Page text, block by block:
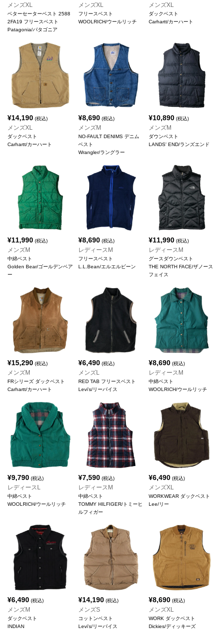
メンズXL
ベターセーターベスト 2588
2FA19 フリースベスト
Patagonia/パタゴニア
メンズXL
フリースベスト
WOOLRICH/ウールリッチ
メンズXL
ダックベスト
Carhartt/カーハート
¥14,190 (税込)
メンズXL
ダックベスト
Carhartt/カーハート
¥8,690(税込)
メンズM
NO-FAULT DENIMS デニム
ベスト
Wrangler/ラングラー
¥10,890 (税込)
メンズM
ダウンベスト
LANDS' END/ランズエンド
¥11,990 (税込)
メンズM
中綿ベスト
Golden Bear/ゴールデンベア
ー
¥8,690(税込)
レディースM
フリースベスト
L.L.Bean/エルエルビーン
¥11,990 (税込)
レディースM
グースダウンベスト
THE NORTH FACE/ザノース
フェイス
¥15,290 (税込)
メンズM
FRシリーズ ダックベスト
Carhartt/カーハート
¥6,490(税込)
メンズL
RED TAB フリースベスト
Levi's/リーバイス
¥8,690 (税込)
レディースM
中綿ベスト
WOOLRICH/ウールリッチ
¥9,790 (税込)
レディースL
中綿ベスト
WOOLRICH/ウールリッチ
¥7,590(税込)
レディースM
中綿ベスト
TOMMY HILFIGER/トミーヒ
ルフィガー
¥6,490 (税込)
メンズXL
WORKWEAR ダックベスト
Lee/リー
¥6,490 (税込)
メンズM
ダックベスト
INDIAN
¥14,190(税込)
メンズS
コットンベスト
Levi's/リーバイス
¥8,690 (税込)
メンズXL
WORK ダックベスト
Dickies/ディッキーズ